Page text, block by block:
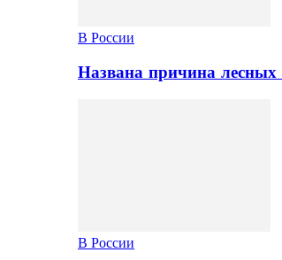
В России
Названа причина
В России